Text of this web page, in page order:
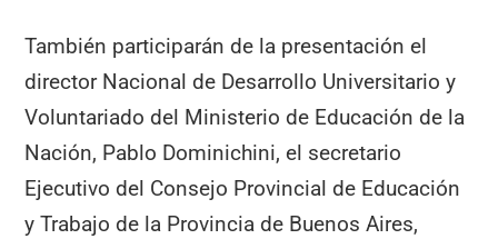
También participarán de la presentación el
director Nacional de Desarrollo Universitario y
Voluntariado del Ministerio de Educación de la
Nación, Pablo Dominichini, el secretario
Ejecutivo del Consejo Provincial de Educación
y Trabajo de la Provincia de Buenos Aires,